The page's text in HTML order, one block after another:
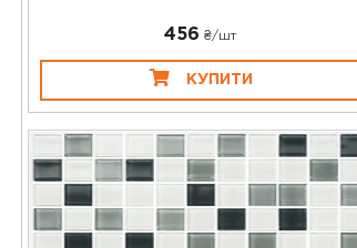
456 ₴/шт
КУПИТИ